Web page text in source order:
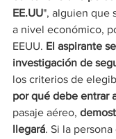
EE.UU", alguien que
a nivel económico,
EEUU. El aspirante
investigación de
los criterios de
por qué debe entrar
pasaje aéreo,
llegará. Si la